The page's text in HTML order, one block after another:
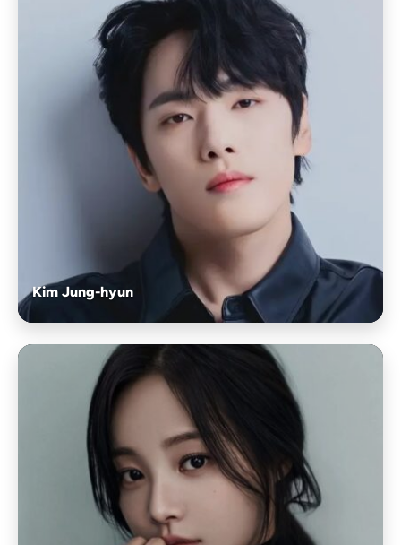
Kim Jung-hyun